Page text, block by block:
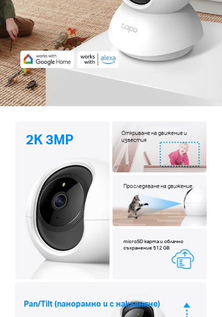
2K 3MP
Откриване на движение и
известия
Проследяване на движение
microSD карта и облачно
съхранение 512 GB
Pan/Tilt (панорамно и с накланяне)